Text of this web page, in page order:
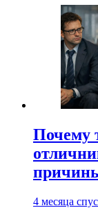
Почему
4 месяца